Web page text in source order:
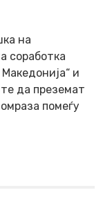
на
соработка
и
да преземат
помеѓу